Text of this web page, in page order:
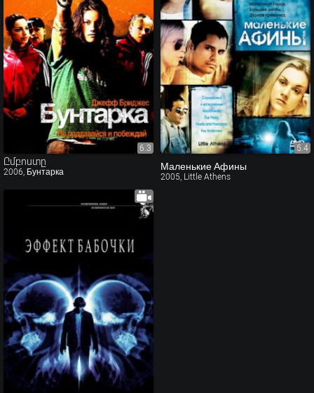
6.3
6.3
Ըմբոստը
2006, Бунтарка
5.4
Маленькие Афины
2005, Little Athens